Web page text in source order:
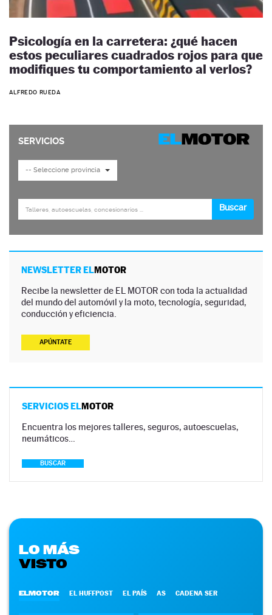
Psicología en la carretera: ¿qué hacen
estos peculiares cuadrados rojos para que
modifiques tu comportamiento al verlos?
ALFREDO RUEDA
NEWSLETTER ELMOTOR
Recibe la newsletter de EL MOTOR con toda la actualidad
del mundo del automóvil y la moto, tecnología, seguridad,
conducción y eficiencia.
APÚNTATE
SERVICIOS ELMOTOR
Encuentra los mejores talleres, seguros, autoescuelas,
neumáticos…
BUSCAR
LO MÁS
VISTO
ELMOTOR EL HUFFPOST EL PAÍS AS CADENA SER